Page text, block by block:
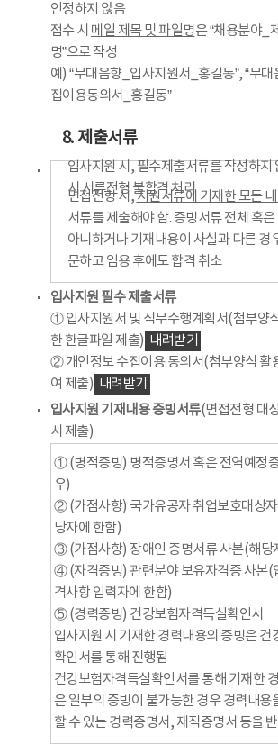
인정하지 않음
접수 시 메일 제목 및 파일명은 “채용분야_
명”으로 작성
예) “무대음향_입사지원서_홍길동”, “무
집이용동의서_홍길동”
8. 제출서류
입사지원 시, 필수제출서류를 작성하지
시 서류전형 불합격 처리
면접전형 시,지원서류에 기재한 모든
서류를 제출해야 함. 증빙서류 전체 혹은
아니하거나 기재내용이 사실과 다른 경
문하고 임용 후에도 합격 취소
입사지원 필수 제출서류
① 입사지원서 및 직무수행계획서(첨부양
한 한글파일 제출) 내려받기
② 개인정보 수집이용 동의서(첨부양식 활
여 제출) 내려받기
입사지원 기재내용 증빙서류(면접전형 대
시 제출)
① (병적증빙) 병적증명서 혹은 전역예정
우)
② (가점사항) 국가유공자 취업보호대상
당자에 한함)
③ (가점사항) 장애인 증명서류 사본(해당
④ (자격증빙) 관련분야 보유자격증 사본(
격사항 입력자에 한함)
⑤ (경력증빙) 건강보험자격득실확인서
입사지원 시 기재한 경력내용의 증빙은 건
확인서를 통해 진행됨
건강보험자격득실확인서를 통해 기재한
은 일부의 증빙이 불가능한 경우 경력내용
할 수 있는 경력증명서, 재직증명서 등을